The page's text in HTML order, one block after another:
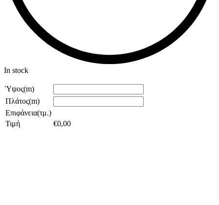
In stock
Ύψος(m)
Πλάτος(m)
Επιφάνεια(τμ.)
Τιμή
€0,00